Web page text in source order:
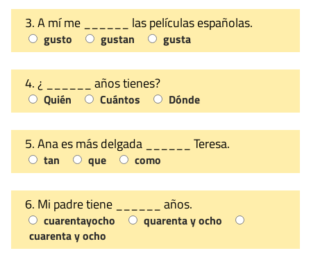
3. A mí me ______ las películas españolas.
gusto gustan gusta
4. ¿ ______ años tienes?
Quién Cuántos Dónde
5. Ana es más delgada ______ Teresa.
tan que como
6. Mi padre tiene ______ años.
cuarentayocho
quarenta y ocho
cuarenta y ocho